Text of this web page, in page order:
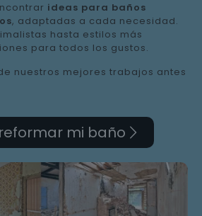
ideas para baños
, adaptadas a cada necesidad.
hasta estilos más
para todos los gustos.
nuestros mejores trabajos antes
mi baño